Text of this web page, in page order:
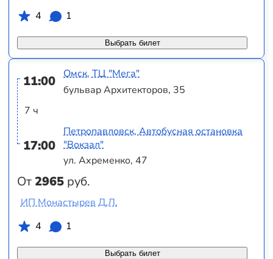
Выбрать билет
4
1
11:00
7 ч
17:00
От2965 руб.
Омск, ТЦ "Мега"
бульвар Архитекторов, 35
Петропавловск, Автобусная остановка
"Вокзал"
ул. Ахременко, 47
Выбрать билет
ИП Монастырев Д.Л.
4
1